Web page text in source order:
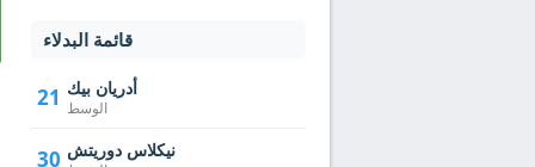
قائمة البدلاء
21 أدريان بيك
الوسط
30 نيكلاس دوريتش